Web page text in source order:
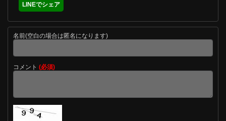
LINEでシェア
名前(空白の場合は匿名になります)
コメント (必須)